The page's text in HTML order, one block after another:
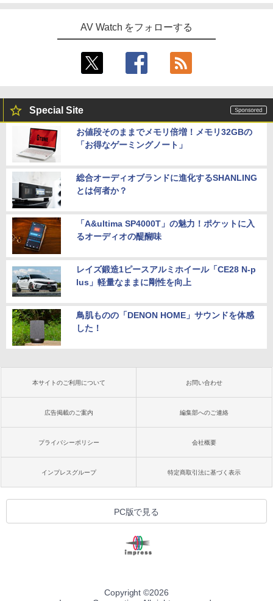
AV Watch をフォローする
Special Site
お値段そのままでメモリ倍増！メモリ32GBの
「お得なゲーミングノート」
総合オーディオブランドに進化するSHANLING
とは何者か？
「A&ultima SP4000T」の魅力！ポケットに入
るオーディオの醍醐味
レイズ鍛造1ピースアルミホイール「CE28 N-p
lus」軽量なままに剛性を向上
鳥肌ものの「DENON HOME」サウンドを体感
した！
本サイトのご利用について お問い合わせ
広告掲載のご案内 編集部へのご連絡
プライバシーポリシー 会社概要
インプレスグループ 特定商取引法に基づく表示
PC版で見る
Copyright ©2026